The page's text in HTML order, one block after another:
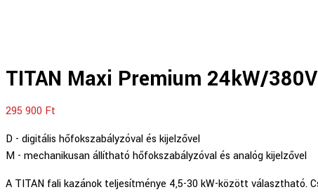
TITAN Maxi Premium 24kW/380V
295 900 Ft
D - digitális hőfokszabályzóval és kijelzővel
M - mechanikusan állítható hőfokszabályzóval és analóg kijelzővel
A TITAN fali kazánok teljesítménye 4,5-30 kW-között választható.